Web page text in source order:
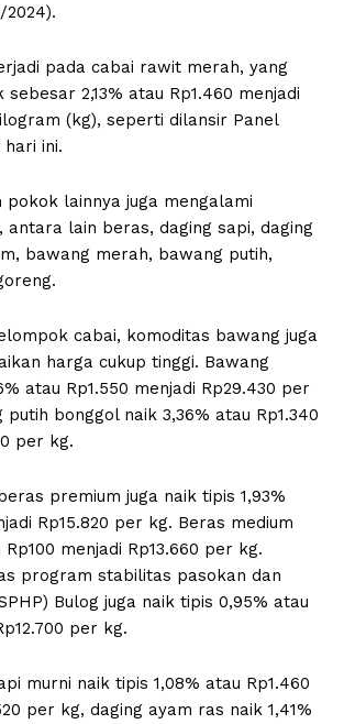
2024).
pada cabai rawit merah, yang
2,13% atau Rp1.460 menjadi
(kg), seperti dilansir Panel
ini.
pokok lainnya juga mengalami
antara lain beras, daging sapi, daging
bawang merah, bawang putih,
cabai, komoditas bawang juga
harga cukup tinggi. Bawang
atau Rp1.550 menjadi Rp29.430 per
bonggol naik 3,36% atau Rp1.340
per kg.
premium juga naik tipis 1,93%
Rp15.820 per kg. Beras medium
menjadi Rp13.660 per kg.
program stabilitas pasokan dan
Bulog juga naik tipis 0,95% atau
per kg.
murni naik tipis 1,08% atau Rp1.460
per kg, daging ayam ras naik 1,41%